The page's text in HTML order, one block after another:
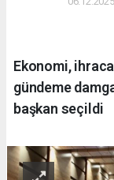
Ekonomi,
gündeme
başkan seçildi